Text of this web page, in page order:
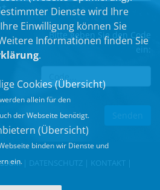
*
Bitte geben Sie den Code
ein:
| DATENSCHUTZ KONTAKT
Dienste wird Ihre
Einwilligung können Sie
Informationen finden Sie
.
Cookies (Übersicht)
allein für den
der Webseite benötigt.
(Übersicht)
binden wir Dienste und
ein.